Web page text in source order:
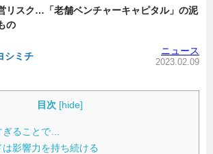
専門家インタビュー
リスク…「老舗ベンチャーキャピタル」の泥
の
シミチ ニュース
2023.02.09
目次 [hide]
ることで…
は影響力を持ち続ける